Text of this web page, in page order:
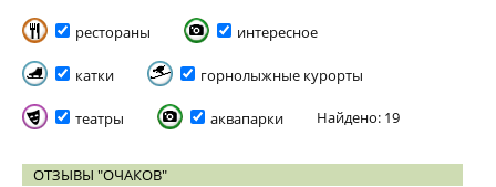
рестораны интересное
катки горнолыжные курорты
театры аквапарки Найдено: 19
ОТЗЫВЫ "ОЧАКОВ"